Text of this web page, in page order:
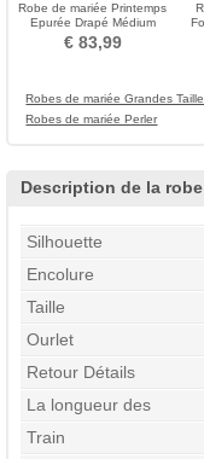
Robe de mariée Printemps
Epurée Drapé Médium
Plage A-ligne Fourreau
plissé
€ 83,99
Robes de mariée Grandes
Robes de mariée Perler
Description de la robe
Silhouette
Encolure
Taille
Ourlet
Retour Détails
La longueur des
manches
Train